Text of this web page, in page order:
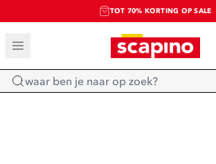
TOT 70% KORTING OP SALE
SALE: LAATSTE KANS!
SHOP NIEUW
Home